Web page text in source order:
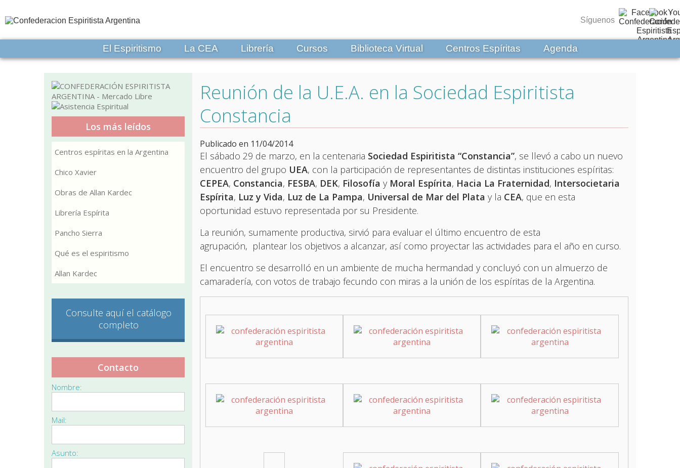
Síguenos
El Espiritismo La CEA Librería Cursos Biblioteca Virtual Centros Espíritas Agenda
Reunión de la U.E.A. en la Sociedad Espiritista
Constancia
Publicado en 11/04/2014
El sábado 29 de marzo, en la centenaria Sociedad Espiritista “Constancia”, se llevó a cabo un nuevo
encuentro del grupo UEA, con la participación de representantes de distintas instituciones espíritas:
CEPEA, Constancia, FESBA, DEK, Filosofía y Moral Espírita, Hacia La Fraternidad, Intersocietaria
Espírita, Luz y Vida, Luz de La Pampa, Universal de Mar del Plata y la CEA, que en esta
oportunidad estuvo representada por su Presidente.
La reunión, sumamente productiva, sirvió para evaluar el último encuentro de esta
agrupación, plantear los objetivos a alcanzar, así como proyectar las actividades para el año en curso.
El encuentro se desarrolló en un ambiente de mucha hermandad y concluyó con un almuerzo de
camaradería, con votos de trabajo fecundo con miras a la unión de los espíritas de la Argentina.
Los más leídos
Centros espíritas en la Argentina
Chico Xavier
Obras de Allan Kardec
Librería Espírita
Pancho Sierra
Qué es el espiritismo
Allan Kardec
Consulte aquí el catálogo
completo
Contacto
Nombre:
Mail:
Asunto: